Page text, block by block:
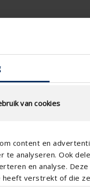
van cookies
content en
te analyseren. Ook
en analyse.
verstrekt of die